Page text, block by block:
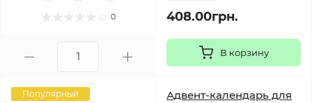
0 408.00грн.
В корзину
Популярный
Адвент-календарь для